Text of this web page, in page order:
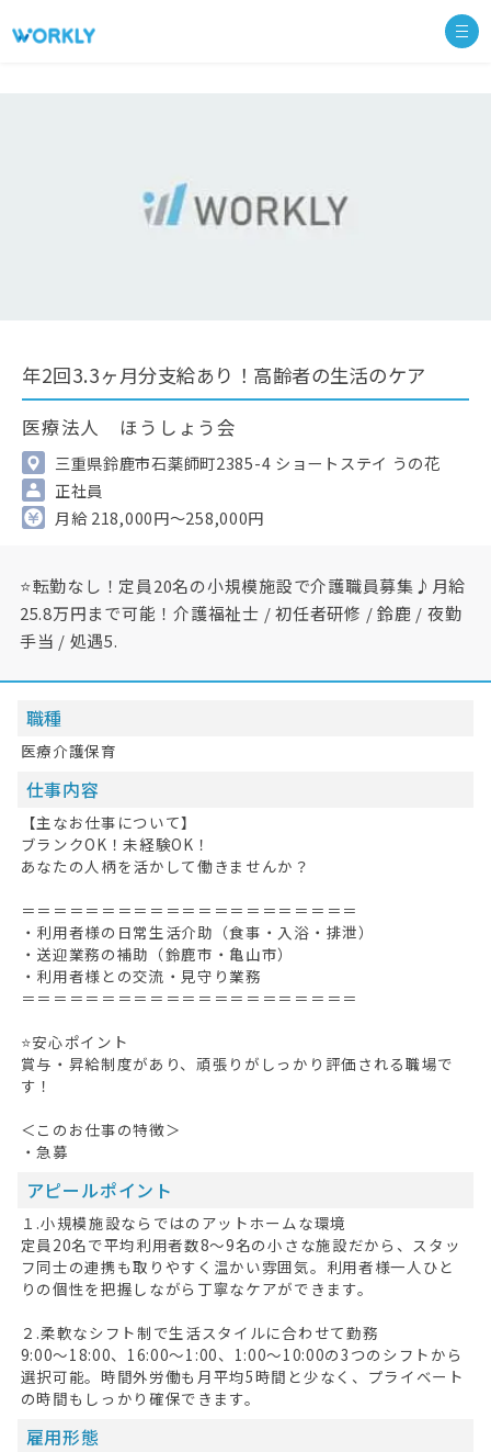
年2回3.3ヶ月分支給あり！高齢者の生活のケア
医療法人 ほうしょう会
三重県鈴鹿市石薬師町2385-4 ショートステイ うの花
正社員
月給 218,000円～258,000円
⭐転勤なし！定員20名の小規模施設で介護職員募集♪月給
25.8万円まで可能！介護福祉士 / 初任者研修 / 鈴鹿 / 夜勤
手当 / 処遇5.
職種
医療介護保育
仕事内容
【主なお仕事について】
ブランクOK！未経験OK！
あなたの人柄を活かして働きませんか？
＝＝＝＝＝＝＝＝＝＝＝＝＝＝＝＝＝＝＝＝＝
・利用者様の日常生活介助（食事・入浴・排泄）
・送迎業務の補助（鈴鹿市・亀山市）
・利用者様との交流・見守り業務
＝＝＝＝＝＝＝＝＝＝＝＝＝＝＝＝＝＝＝＝＝
⭐安心ポイント
賞与・昇給制度があり、頑張りがしっかり評価される職場で
す！
＜このお仕事の特徴＞
・急募
アピールポイント
１.小規模施設ならではのアットホームな環境
定員20名で平均利用者数8～9名の小さな施設だから、スタッ
フ同士の連携も取りやすく温かい雰囲気。利用者様一人ひと
りの個性を把握しながら丁寧なケアができます。
２.柔軟なシフト制で生活スタイルに合わせて勤務
9:00～18:00、16:00～1:00、1:00～10:00の3つのシフトから
選択可能。時間外労働も月平均5時間と少なく、プライベート
の時間もしっかり確保できます。
雇用形態